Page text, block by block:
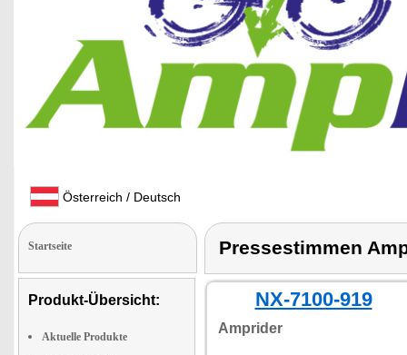
Österreich / Deutsch
Startseite
Produkt-Übersicht:
Aktuelle Produkte
Pressestimmen
NX-7100-919
Amprider